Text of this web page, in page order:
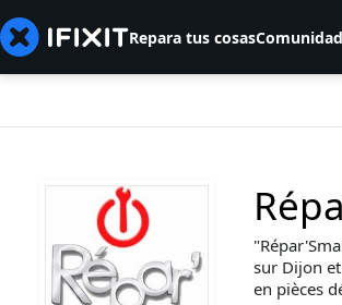
Repara tus cosasComunidad
sur Dijon
en pièces